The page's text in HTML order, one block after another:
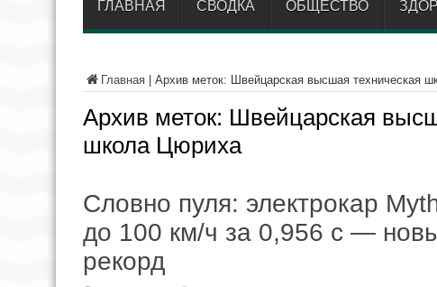
ГЛАВНАЯ СВОДКА ОБЩЕСТВО
Главная Архив меток: Швейцарская высшая техническая
Архив меток: Швейцарская
школа Цюриха
Словно пуля: электрокар
до 100 км/ч за 0,956 с —
рекорд